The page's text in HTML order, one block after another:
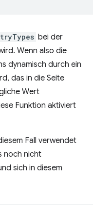
bei der
Wenn also die
dynamisch durch ein
das in die Seite
Wert
Funktion aktiviert
Fall verwendet
noch nicht
sich in diesem